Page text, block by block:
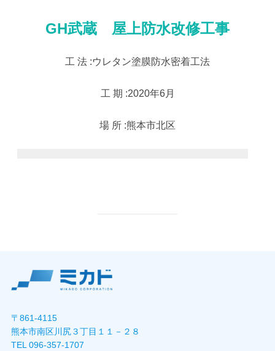
GH武蔵 屋上防水改修工事
工 法 :ウレタン塗膜防水密着工法
工 期 :2020年6月
場 所 :熊本市北区
〒861-4115
熊本市南区川尻３丁目１１－２８
TEL 096-357-1707